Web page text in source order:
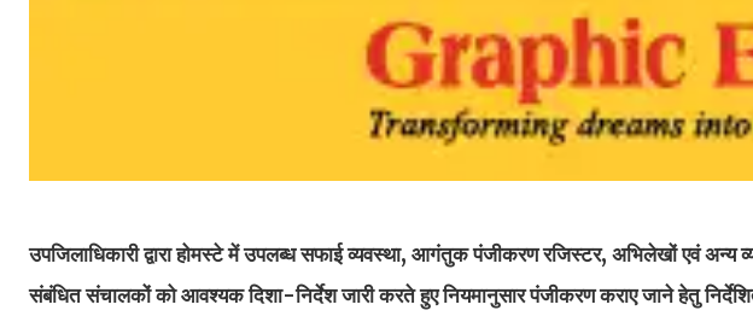
उपजिलाधिकारी द्वारा होमस्टे में उपलब्ध सफाई व्यवस्था, आगंतुक पंजीकरण रजिस्टर, अभिलेखों एवं अन्य
संबंधित संचालकों को आवश्यक दिशा-निर्देश जारी करते हुए नियमानुसार पंजीकरण कराए जाने हेतु